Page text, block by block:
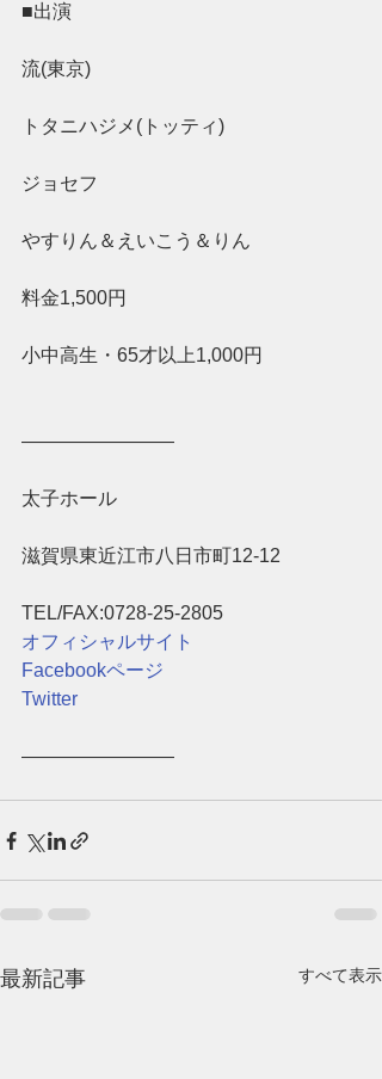
■出演
流(東京)
トタニハジメ(トッティ)
ジョセフ
やすりん＆えいこう＆りん
料金1,500円
小中高生・65才以上1,000円
————————
太子ホール
滋賀県東近江市八日市町12-12
TEL/FAX:0728-25-2805
オフィシャルサイト
Facebookページ
Twitter
――――――――
最新記事 すべて表示